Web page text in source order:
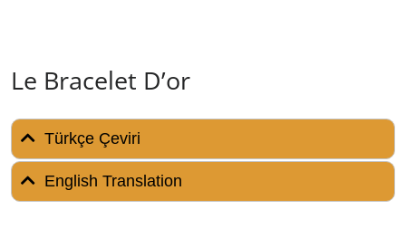
Le Bracelet D’or
Türkçe Çeviri
English Translation